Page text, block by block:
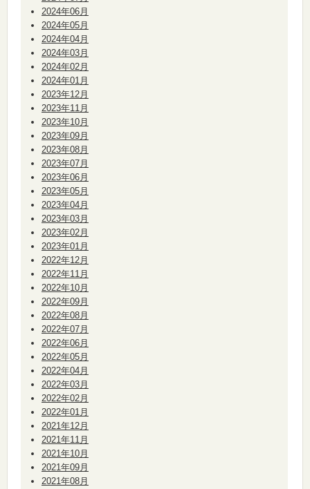
2024年06月
2024年05月
2024年04月
2024年03月
2024年02月
2024年01月
2023年12月
2023年11月
2023年10月
2023年09月
2023年08月
2023年07月
2023年06月
2023年05月
2023年04月
2023年03月
2023年02月
2023年01月
2022年12月
2022年11月
2022年10月
2022年09月
2022年08月
2022年07月
2022年06月
2022年05月
2022年04月
2022年03月
2022年02月
2022年01月
2021年12月
2021年11月
2021年10月
2021年09月
2021年08月